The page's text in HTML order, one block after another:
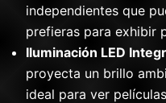
independientes que
prefieras para exhibir
Iluminación LED
proyecta un brillo
ideal para ver